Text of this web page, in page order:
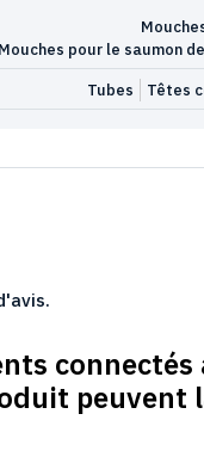
Mouches pour le saumon
Têtes
Tubes
connectés
peuvent